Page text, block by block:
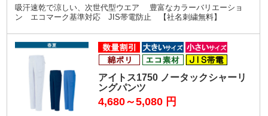
吸汗速乾で涼しい、次世代型ウエア 豊富なカラーバリエーショ
ン エコマーク基準対応 JIS帯電防止 【社名刺繍無料】
アイトス1750 ノータックシャーリ
ングパンツ
4,680～5,080 円